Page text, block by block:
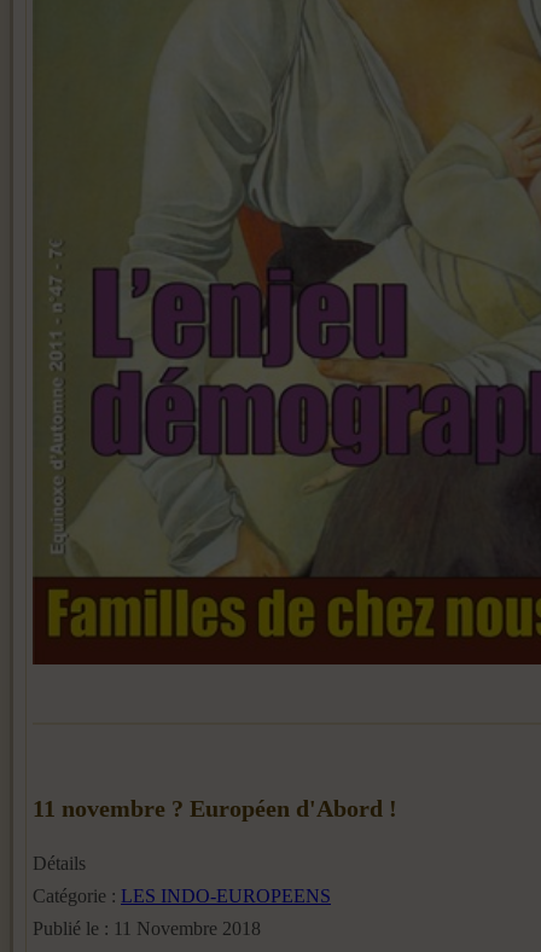
11 novembre ? Européen d'Abord !
Détails
Catégorie : LES INDO-EUROPEENS
Publié le : 11 Novembre 2018